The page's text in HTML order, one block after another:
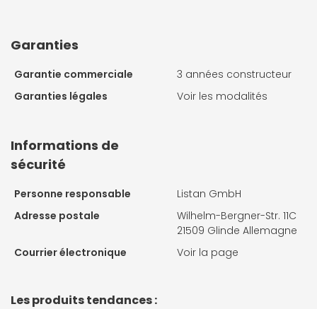
Garanties
Garantie commerciale
3 années constructeur
Garanties légales
Voir les modalités
Informations de
sécurité
Personne responsable
Listan GmbH
Adresse postale
Wilhelm-Bergner-Str. 11C
21509 Glinde Allemagne
Courrier électronique
Voir la page
Les produits tendances :